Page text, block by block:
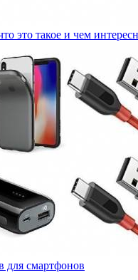
это такое и чем
для смартфонов